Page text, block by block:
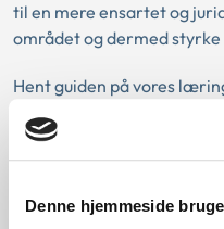
Denne hjemmeside
til en mere ensartet og
området og dermed
Hent guiden på vores
Ankestyrelsens